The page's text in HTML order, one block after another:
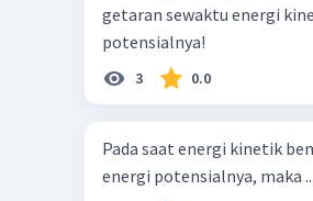
getaran sewaktu energi
potensialnya!
3 0.0
Pada saat energi kinetik
energi potensialnya, maka